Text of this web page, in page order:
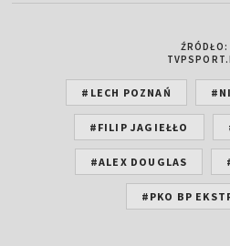
ŹRÓDŁO:
#LECH POZNAŃ
#FILIP JAGIEŁŁO
#ALEX DOUGLAS
#PKO BP